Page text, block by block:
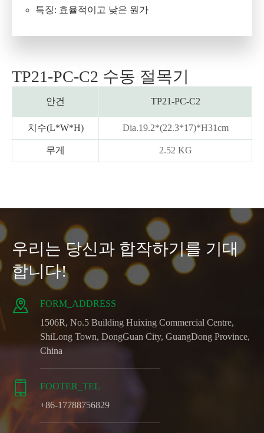
특징: 효율적이고 낮은 원가
TP21-PC-C2 수동 절목기
안건 TP21-PC-C2
치수(L*W*H) Dia.19.2*(22.3*17)*H31cm
무게 2.52 KG
우리는 당신과 합작하기를 기대
합니다!

FORM_ADDRESS
1506R, No.5 Building Huixing Commercial Centre,
ShiLong Town, DongGuan City, GuangDong Province,
China

FOOTER_TEL
+86-17788756829